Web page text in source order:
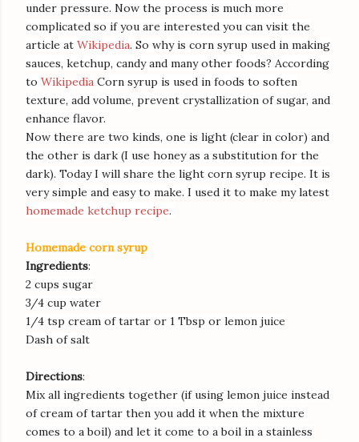
under pressure. Now the process is much more
complicated so if you are interested you can visit the
article at Wikipedia. So why is corn syrup used in making
sauces, ketchup, candy and many other foods? According
to Wikipedia Corn syrup is used in foods to soften
texture, add volume, prevent crystallization of sugar, and
enhance flavor.
Now there are two kinds, one is light (clear in color) and
the other is dark (I use honey as a substitution for the
dark). Today I will share the light corn syrup recipe. It is
very simple and easy to make. I used it to make my latest
homemade ketchup recipe.
Homemade corn syrup
Ingredients:
2 cups sugar
3/4 cup water
1/4 tsp cream of tartar or 1 Tbsp or lemon juice
Dash of salt
Directions:
Mix all ingredients together (if using lemon juice instead
of cream of tartar then you add it when the mixture
comes to a boil) and let it come to a boil in a stainless